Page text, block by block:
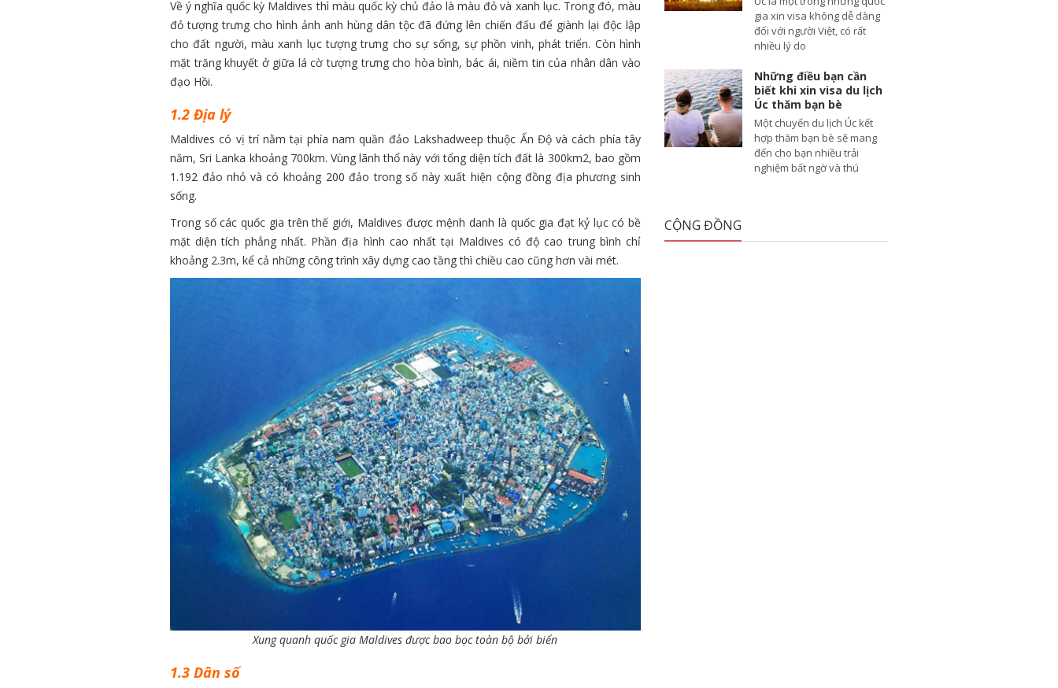
Về ý nghĩa quốc kỳ Maldives thì màu quốc kỳ chủ đảo là màu đỏ và xanh lục. Trong đó, màu
đỏ tượng trưng cho hình ảnh anh hùng dân tộc đã đứng lên chiến đấu để giành lại độc lập
cho đất người, màu xanh lục tượng trưng cho sự sống, sự phồn vinh, phát triển. Còn hình
mặt trăng khuyết ở giữa lá cờ tượng trưng cho hòa bình, bác ái, niềm tin của nhân dân vào
đạo Hồi.
1.2 Địa lý
Maldives có vị trí nằm tại phía nam quần đảo Lakshadweep thuộc Ấn Độ và cách phía tây
năm, Sri Lanka khoảng 700km. Vùng lãnh thổ này với tổng diện tích đất là 300km2, bao gồm
1.192 đảo nhỏ và có khoảng 200 đảo trong số này xuất hiện cộng đồng địa phương sinh
sống.
Trong số các quốc gia trên thế giới, Maldives được mệnh danh là quốc gia đạt kỷ lục có bề
mặt diện tích phẳng nhất. Phần địa hình cao nhất tại Maldives có độ cao trung bình chỉ
khoảng 2.3m, kể cả những công trình xây dựng cao tầng thì chiều cao cũng hơn vài mét.
Xung quanh quốc gia Maldives được bao bọc toàn bộ bởi biển
1.3 Dân số
gia xin visa không dễ dàng
đối với người Việt, có rất
nhiều lý do
Những điều bạn cần
biết khi xin visa du lịch
Úc thăm bạn bè
Một chuyến du lịch Úc kết
hợp thăm bạn bè sẽ mang
đến cho bạn nhiều trải
nghiệm bất ngờ và thú
CỘNG ĐỒNG